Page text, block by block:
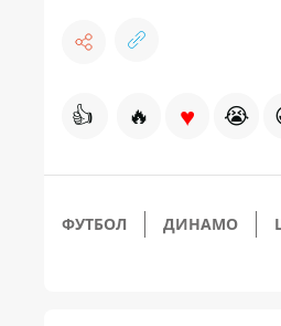
👍 🔥 ♥ 😭
ФУТБОЛ ДИНАМО